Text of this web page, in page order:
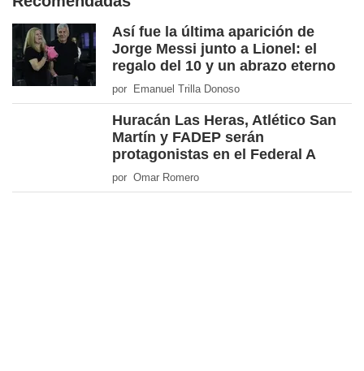
Así fue la última aparición de
Jorge Messi junto a Lionel: el
regalo del 10 y un abrazo eterno
por Emanuel Trilla Donoso
Huracán Las Heras, Atlético San
Martín y FADEP serán
protagonistas en el Federal A
por Omar Romero